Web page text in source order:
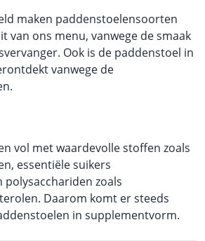
maken paddenstoelensoorten
van ons menu, vanwege de smaak
Ook is de paddenstoel in
vanwege de
vol met waardevolle stoffen zoals
essentiële suikers
zoals
Daarom komt er steeds
in supplementvorm.